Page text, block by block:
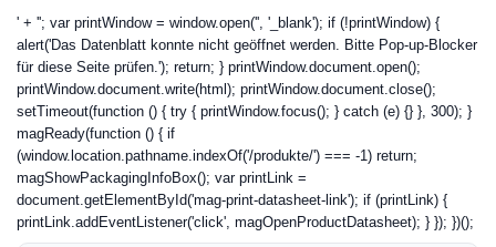
' + ''; var printWindow = window.open('', '_blank'); if (!printWindow) {
alert('Das Datenblatt konnte nicht geöffnet werden. Bitte Pop-up-Blocker
für diese Seite prüfen.'); return; } printWindow.document.open();
printWindow.document.write(html); printWindow.document.close();
setTimeout(function () { try { printWindow.focus(); } catch (e) {} }, 300); }
magReady(function () { if
(window.location.pathname.indexOf('/produkte/') === -1) return;
magShowPackagingInfoBox(); var printLink =
document.getElementById('mag-print-datasheet-link'); if (printLink) {
printLink.addEventListener('click', magOpenProductDatasheet); } }); })();